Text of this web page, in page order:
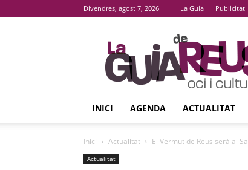
Divendres, agost 7, 2026 La Guia Publicitat
La
Guia
De
Reus
INICI AGENDA ACTUALITAT
Inici Actualitat El Vermut de Reus serà al
Actualitat